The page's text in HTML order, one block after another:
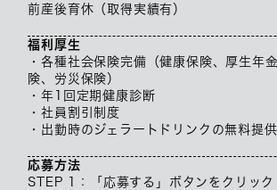
前産後育休（取得実績有）
福利厚生
・各種社会保険完備（健康保険、厚生年
険、労災保険）
・年1回定期健康診断
・社員割引制度
・出勤時のジェラートドリンクの無料提供
応募方法
STEP 1：「応募する」ボタンをクリック